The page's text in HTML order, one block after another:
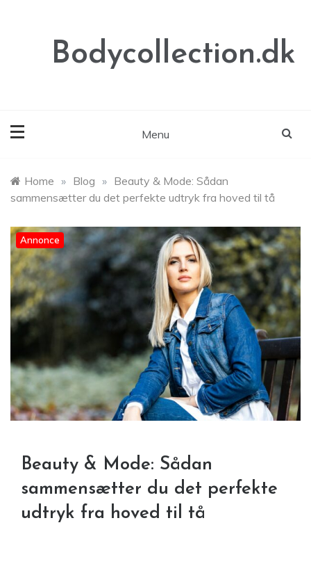
Bodycollection.dk
Menu
Home » Blog » Beauty & Mode: Sådan
sammensætter du det perfekte udtryk fra hoved til tå
Annonce
Beauty & Mode: Sådan
sammensætter du det perfekte
udtryk fra hoved til tå